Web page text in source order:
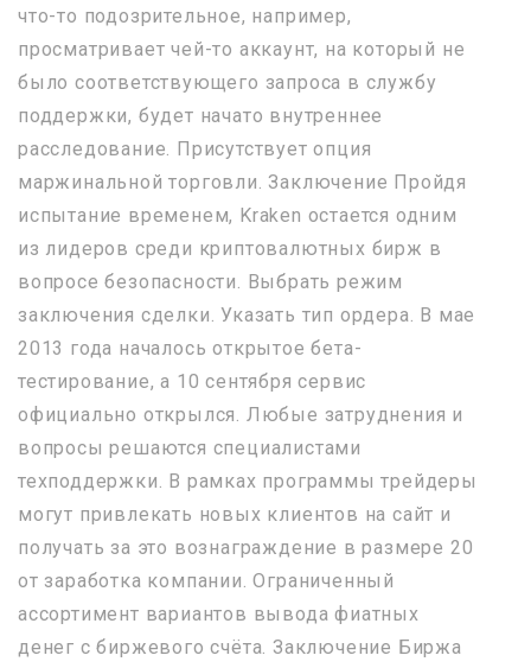
что-то подозрительное, например,
просматривает чей-то аккаунт, на который не
было соответствующего запроса в службу
поддержки, будет начато внутреннее
расследование. Присутствует опция
маржинальной торговли. Заключение Пройдя
испытание временем, Kraken остается одним
из лидеров среди криптовалютных бирж в
вопросе безопасности. Выбрать режим
заключения сделки. Указать тип ордера. В мае
2013 года началось открытое бета-
тестирование, а 10 сентября сервис
официально открылся. Любые затруднения и
вопросы решаются специалистами
техподдержки. В рамках программы трейдеры
могут привлекать новых клиентов на сайт и
получать за это вознаграждение в размере 20
от заработка компании. Ограниченный
ассортимент вариантов вывода фиатных
денег с биржевого счёта. Заключение Биржа